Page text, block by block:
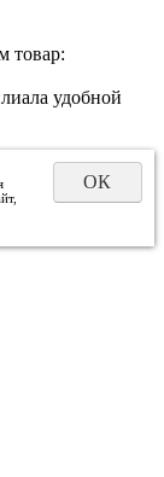
товар:
удобной
ОК